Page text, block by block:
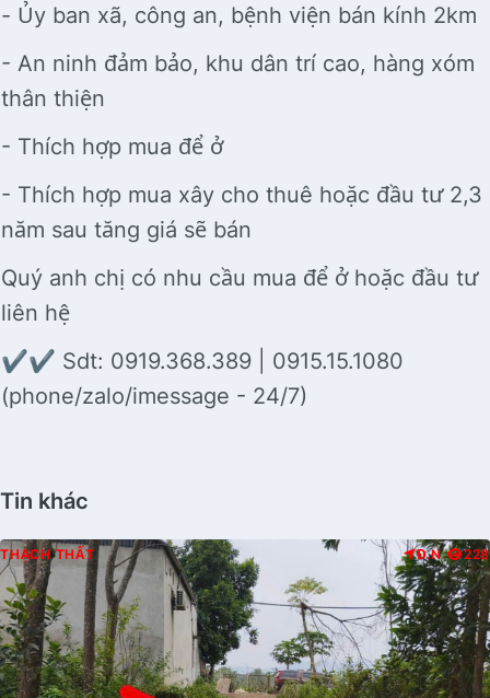
- Ủy ban xã, công an, bệnh viện bán kính 2km
- An ninh đảm bảo, khu dân trí cao, hàng xóm
thân thiện
- Thích hợp mua để ở
- Thích hợp mua xây cho thuê hoặc đầu tư 2,3
năm sau tăng giá sẽ bán
Quý anh chị có nhu cầu mua để ở hoặc đầu tư
liên hệ
✔️✔️ Sdt: 0919.368.389 | 0915.15.1080
(phone/zalo/imessage - 24/7)
Tin khác
THẠCH THẤT Đ.N 228